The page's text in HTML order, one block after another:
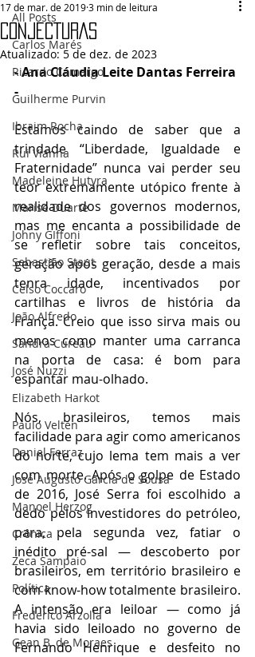
All Posts
Carlos Marés
Ricardo Camargo
Guilherme Purvin
Ibraim Rocha
Rui Vianna
Madeleine Hutyra
Marise Duarte
Johny GIffoni
Sebastião Staut
Celso Coccaro
João Alfredo
Sandra Cureau
José Nuzzi
Elizabeth Harkot
Paulo Velten
Daniel Ferraz
José Augusto Garcia de Sousa
Manoel Herzog
Crônica
Zeca Sampaio
Política
Frederico Arzolla
Gean B. de Moraes
CONJECTURAS
17 de mar. de 20193 min de leitura
Atualizado:5 de dez. de 2023
- Ana Cláudia Leite Dantas Ferreira
-
Estamos caindo de saber que a
trindade “Liberdade, Igualdade e
Fraternidade” nunca vai perder seu
teor extremamente utópico frente à
realidade dos governos modernos,
mas me encanta a possibilidade de
se refletir sobre tais conceitos,
geração após geração, desde a mais
tenra idade, incentivados por
cartilhas e livros de história da
França. Creio que isso sirva mais ou
menos como manter uma carranca
na porta de casa: é bom para
espantar mau-olhado.
Nós, brasileiros, temos mais
facilidade para agir como americanos
do norte, cujo lema tem mais a ver
com morte. Após o golpe de Estado
de 2016, José Serra foi escolhido a
dedo pelos investidores do petróleo,
para, pela segunda vez, fatiar o
inédito pré-sal — descoberto por
brasileiros, em território brasileiro e
com know-how totalmente brasileiro.
A intensão era leiloar — como já
havia sido leiloado no governo de
Fernando Henrique e desfeito no